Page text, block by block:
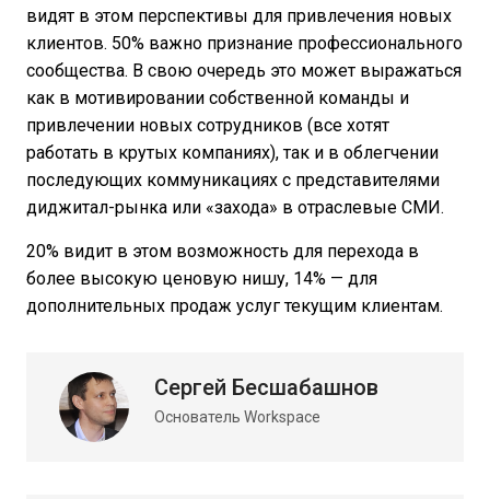
видят в этом перспективы для привлечения новых
клиентов. 50% важно признание профессионального
сообщества. В свою очередь это может выражаться
как в мотивировании собственной команды и
привлечении новых сотрудников (все хотят
работать в крутых компаниях), так и в облегчении
последующих коммуникациях с представителями
диджитал-рынка или «захода» в отраслевые СМИ.
20% видит в этом возможность для перехода в
более высокую ценовую нишу, 14% — для
дополнительных продаж услуг текущим клиентам.
Сергей Бесшабашнов
Основатель Workspace